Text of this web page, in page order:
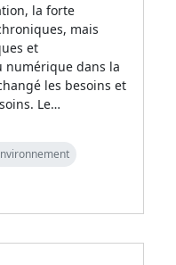
la forte
mais
et
numérique dans la
les besoins et
Le…